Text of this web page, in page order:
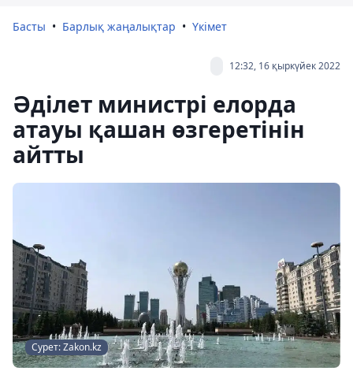
Басты Барлық жаңалықтар Үкімет
12:32, 16 қыркүйек 2022
Әділет министрі елорда
атауы қашан өзгеретінін
айтты
Сурет: Zakon.kz